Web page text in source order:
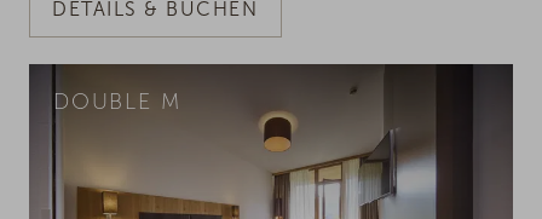
DETAILS & BUCHEN
DOUBLE M